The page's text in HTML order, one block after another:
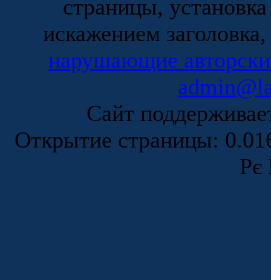
страницы,
искажением
нарушающие
Сайт
Открытие страницы:
Рє